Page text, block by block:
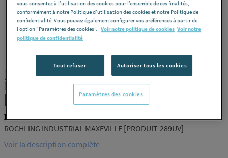
ROCHLING
JONC PA6 MO NOIR COULE 250
ROCHLING INDUSTRIAL MAXEVILLE
[PRODUIT-289UV]
ROCHLING PRODUIT-289UV
ROCHLING INDUSTRIAL MAXEVILLE [PRODUIT-289UV]
Voir la description complète
vous consentez à l’utilisation des cookies pour l’ensemble de ces finalités,
conformément à notre Politique d'utilisation des cookies et notre Politique de
confidentialité. Vous pouvez également configurer vos préférences à partir de
l’option "Paramètres des cookies”. Voir notre politique de cookies Voir notre
politique de confidentialité
Tout refuser Autoriser tous les cookies
Paramètres des cookies